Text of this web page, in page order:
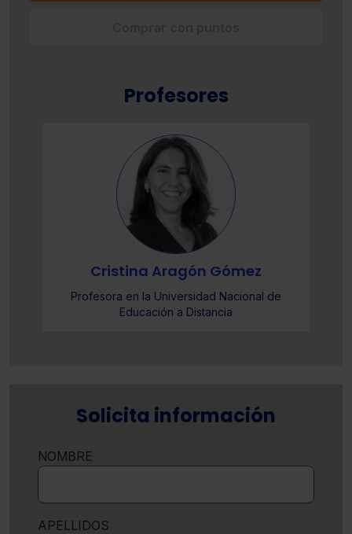
Profesores
Cristina Aragón Gómez
Profesora en la Universidad Nacional de
Educación a Distancia
Solicita información
NOMBRE
APELLIDOS